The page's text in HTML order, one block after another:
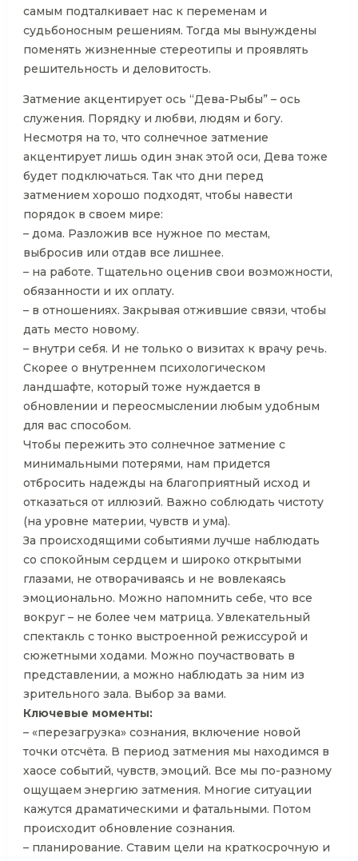
самым подталкивает нас к переменам и
судьбоносным решениям. Тогда мы вынуждены
поменять жизненные стереотипы и проявлять
решительность и деловитость.
Затмение акцентирует ось “Дева-Рыбы” – ось
служения. Порядку и любви, людям и богу.
Несмотря на то, что солнечное затмение
акцентирует лишь один знак этой оси, Дева тоже
будет подключаться. Так что дни перед
затмением хорошо подходят, чтобы навести
порядок в своем мире:
– дома. Разложив все нужное по местам,
выбросив или отдав все лишнее.
– на работе. Тщательно оценив свои возможности,
обязанности и их оплату.
– в отношениях. Закрывая отжившие связи, чтобы
дать место новому.
– внутри себя. И не только о визитах к врачу речь.
Скорее о внутреннем психологическом
ландшафте, который тоже нуждается в
обновлении и переосмыслении любым удобным
для вас способом.
Чтобы пережить это солнечное затмение с
минимальными потерями, нам придется
отбросить надежды на благоприятный исход и
отказаться от иллюзий. Важно соблюдать чистоту
(на уровне материи, чувств и ума).
За происходящими событиями лучше наблюдать
со спокойным сердцем и широко открытыми
глазами, не отворачиваясь и не вовлекаясь
эмоционально. Можно напомнить себе, что все
вокруг – не более чем матрица. Увлекательный
спектакль с тонко выстроенной режиссурой и
сюжетными ходами. Можно поучаствовать в
представлении, а можно наблюдать за ним из
зрительного зала. Выбор за вами.
Ключевые моменты:
– «перезагрузка» сознания, включение новой
точки отсчёта. В период затмения мы находимся в
хаосе событий, чувств, эмоций. Все мы по-разному
ощущаем энергию затмения. Многие ситуации
кажутся драматическими и фатальными. Потом
происходит обновление сознания.
– планирование. Ставим цели на краткосрочную и